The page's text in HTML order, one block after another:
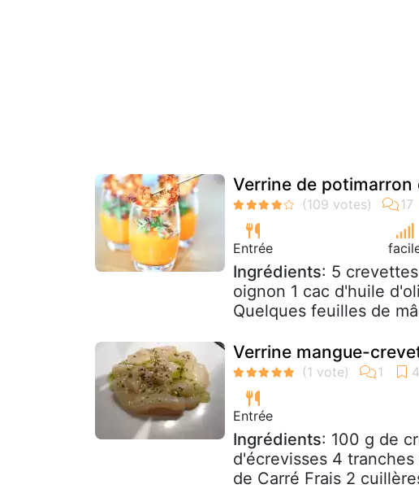
Verrine de
Entrée
Ingrédients: 5
oignon 1 cac d'huile
Quelques feuilles de
Verrine mangue-
Entrée
Ingrédients: 100 g de
d'écrevisses 4
de Carré Frais 2